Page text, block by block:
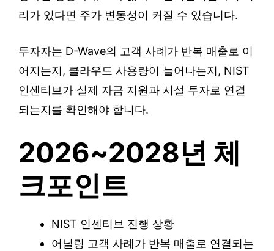
리가 있다면 주가 변동성이 커질 수 있습니다.
투자자는 D-Wave의 고객 사례가 반복 매출로 이
어지는지, 클라우드 사용량이 늘어나는지, NIST
인센티브가 실제 자금 지원과 시설 투자로 연결
되는지를 확인해야 합니다.
2026~2028년 체
크포인트
NIST 인센티브 진행 상황
어닐링 고객 사례가 반복 매출로 연결되는